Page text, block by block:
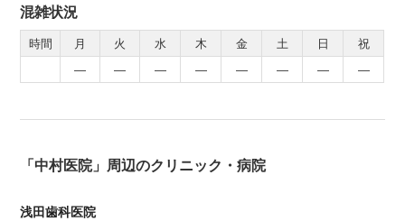
混雑状況
時間 月 火 水 木 金 土 日
祝
―
― ― ― ― ― ― ―
「中村医院」周辺のクリニック・病院
浅田歯科医院